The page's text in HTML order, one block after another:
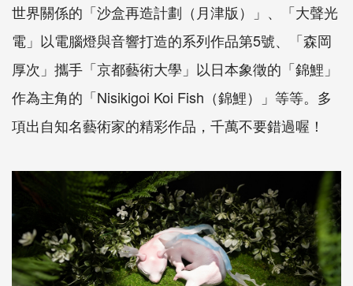
世界關係的「沙盒再造計劃（月津版）」、「大聲光
電」以電腦燈與音響打造的系列作品第5號、「森岡
厚次」攜手「京都藝術大學」以日本象徵的「錦鯉」
作為主角的「Nisikigoi Koi Fish（錦鯉）」等等。多
項出自知名藝術家的精彩作品，千萬不要錯過喔！